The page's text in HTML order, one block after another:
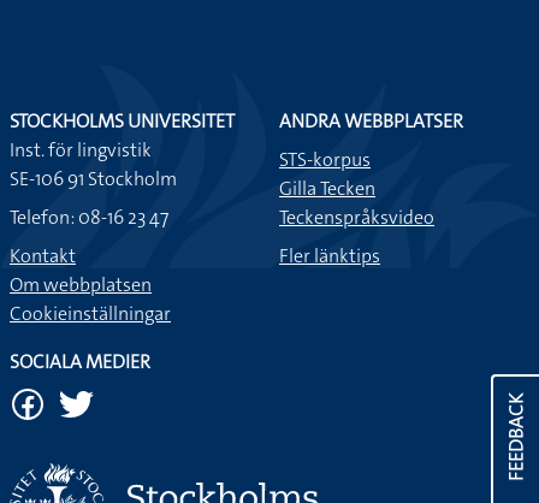
FEEDBACK
STOCKHOLMS UNIVERSITET
Inst. för lingvistik
SE-106 91 Stockholm
Telefon: 08-16 23 47
Kontakt
Om webbplatsen
Cookieinställningar
ANDRA WEBBPLATSER
STS-korpus
Gilla Tecken
Teckenspråksvideo
Fler länktips
SOCIALA MEDIER